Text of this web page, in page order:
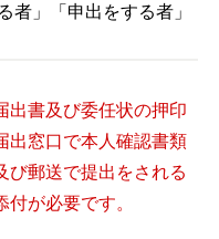
者」「申出をする者」
出書及び委任状の押印
出窓口で本人確認書類
び郵送で提出をされる
が必要です。